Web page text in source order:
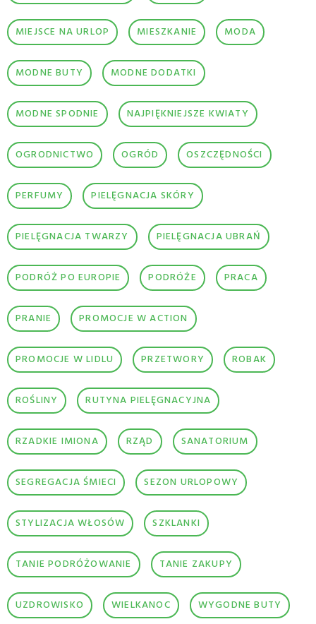
MIEJSCE NA URLOP MIESZKANIE MODA
MODNE BUTY MODNE DODATKI
MODNE SPODNIE NAJPIĘKNIEJSZE KWIATY
OGRODNICTWO OGRÓD OSZCZĘDNOŚCI
PERFUMY PIELĘGNACJA SKÓRY
PIELĘGNACJA TWARZY PIELĘGNACJA UBRAŃ
PODRÓŻ PO EUROPIE PODRÓŻE PRACA
PRANIE PROMOCJE W ACTION
PROMOCJE W LIDLU PRZETWORY ROBAK
ROŚLINY RUTYNA PIELĘGNACYJNA
RZADKIE IMIONA RZĄD SANATORIUM
SEGREGACJA ŚMIECI SEZON URLOPOWY
STYLIZACJA WŁOSÓW SZKLANKI
TANIE PODRÓŻOWANIE TANIE ZAKUPY
UZDROWISKO WIELKANOC WYGODNE BUTY